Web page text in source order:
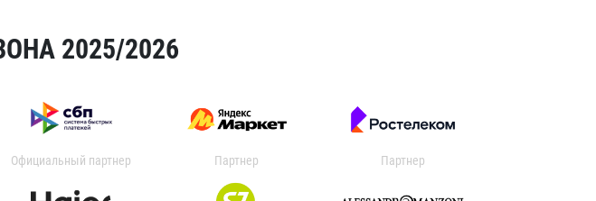
2025/2026
Официальный партнер Партнер Партнер